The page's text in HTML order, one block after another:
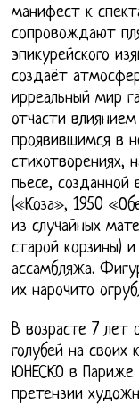
манифест к
сопровождают
эпикурейского
создаёт
ирреальный мир
отчасти
проявившимся в
стихотворениях,
пьесе,
(«Коза», 1950
из случайных
старой корзины)
ассамбляжа.
их нарочито
В возрасте 7 лет
голубей на своих
ЮНЕСКО в Париже
претензии